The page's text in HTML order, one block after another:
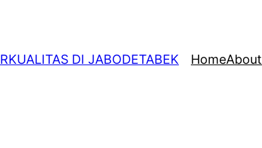
DI JABODETABEK HomeAbout